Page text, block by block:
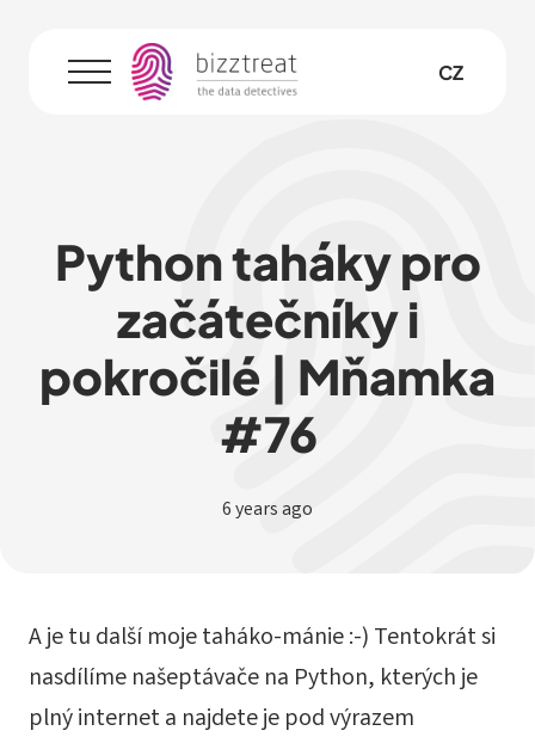
Menu CZ
Python taháky pro
začátečníky i
pokročilé | Mňamka
#76
6 years ago
A je tu další moje taháko-mánie :-) Tentokrát si
nasdílíme našeptávače na Python, kterých je
plný internet a najdete je pod výrazem